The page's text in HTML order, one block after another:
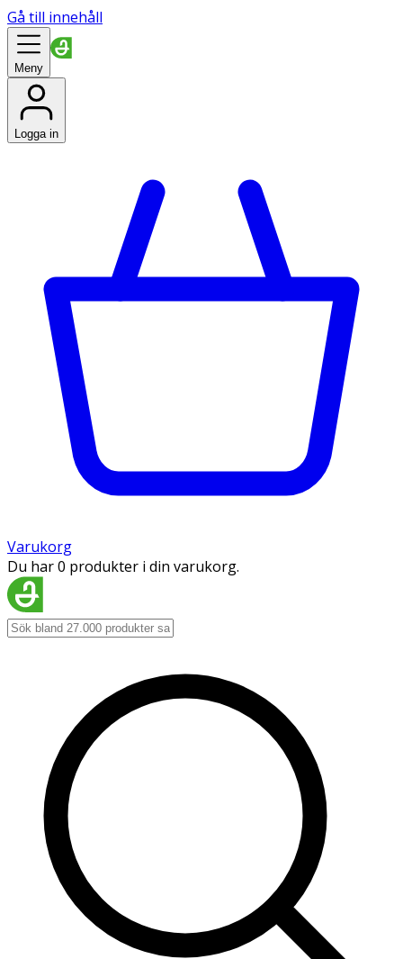
Gå till innehåll
Meny
Logga in
Varukorg
Du har 0 produkter i din varukorg.